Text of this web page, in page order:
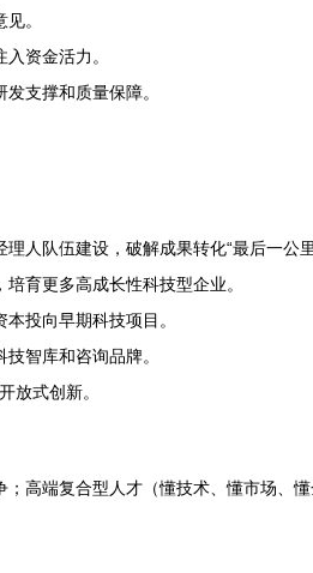
。
资金活力。
支撑和质量保障。
人队伍建设，破解成果转化“最后一公
育更多高成长性科技型企业。
投向早期科技项目。
智库和咨询品牌。
放式创新。
高端复合型人才（懂技术、懂市场、